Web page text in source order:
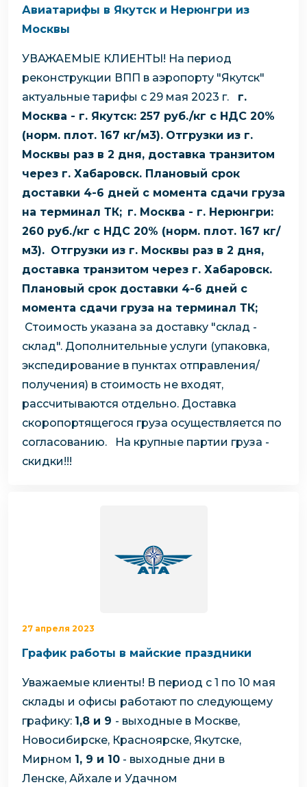
Авиатарифы в Якутск и Нерюнгри из
Москвы
УВАЖАЕМЫЕ КЛИЕНТЫ! На период
реконструкции ВПП в аэропорту "Якутск"
актуальные тарифы с 29 мая 2023 г.
г.
Москва - г. Якутск: 257 руб./кг с НДС 20%
(норм. плот. 167 кг/м3). Отгрузки из г.
Москвы раз в 2 дня, доставка транзитом
через г. Хабаровск. Плановый срок
доставки 4-6 дней с момента сдачи груза
на терминал ТК; г. Москва - г. Нерюнгри:
260 руб./кг с НДС 20% (норм. плот. 167 кг/
м3). Отгрузки из г. Москвы раз в 2 дня,
доставка транзитом через г. Хабаровск.
Плановый срок доставки 4-6 дней с
момента сдачи груза на терминал ТК;
Стоимость указана за доставку "склад -
склад". Дополнительные услуги (упаковка,
экспедирование в пунктах отправления/
получения) в стоимость не входят,
рассчитываются отдельно. Доставка
скоропортящегося груза осуществляется по
согласованию.
На крупные партии груза -
скидки!!!
27 апреля 2023
График работы в майские праздники
Уважаемые клиенты! В период с 1 по 10 мая
склады и офисы работают по следующему
графику: 1,8 и 9 - выходные в Москве,
Новосибирске, Красноярске, Якутске,
Мирном 1, 9 и 10 - выходные дни в
Ленске, Айхале и Удачном